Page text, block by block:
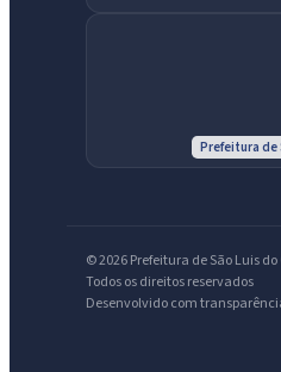
Prefeitura de
© 2026 Prefeitura de São Luis do
Todos os direitos reservados
Desenvolvido com
Olá. Pergunte sobre serviços,